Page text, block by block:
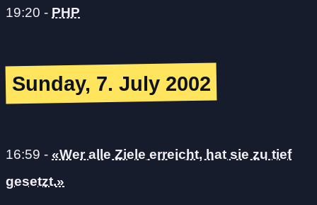
19:20 - PHP
Sunday, 7. July 2002
16:59 - «Wer alle Ziele erreicht, hat sie zu tief
gesetzt.»